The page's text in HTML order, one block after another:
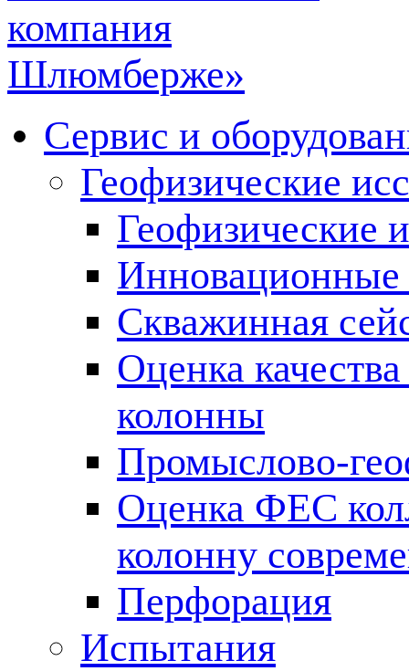
Сервис и
Геофизические
Геофизические
Инновационные
Скважинная
Оценка
колонны
Промыслово-
Оценка ФЕС
колонну
Перфорация
Испытания